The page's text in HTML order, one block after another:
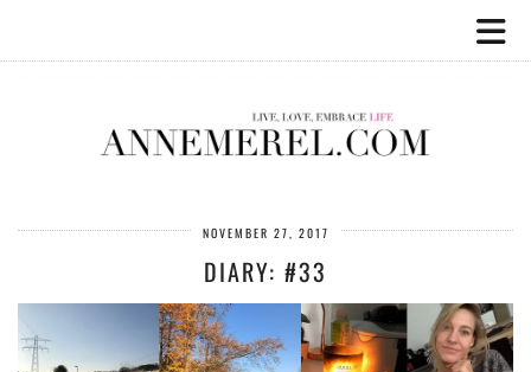
NOVEMBER 27, 2017
DIARY: #33